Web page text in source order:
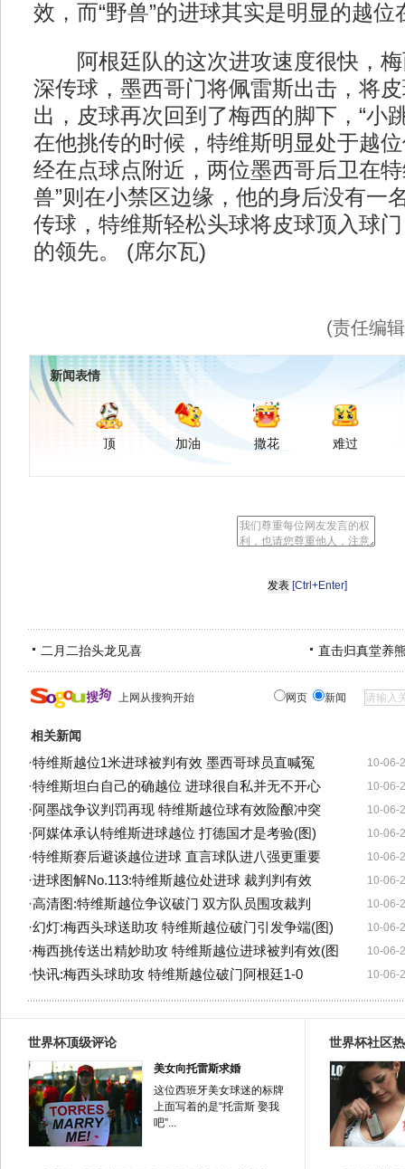
效，而“野兽”的进球其实是明显的越位
阿根廷队的这次进攻速度很快，梅
深传球，墨西哥门将佩雷斯出击，将
出，皮球再次回到了梅西的脚下，“小
在他挑传的时候，特维斯明显处于越
经在点球点附近，两位墨西哥后卫在
兽”则在小禁区边缘，他的身后没有一
传球，特维斯轻松头球将皮球顶入球
的领先。 (席尔瓦)
(责任编
新闻表情
顶 加油 撒花 难过
[Ctrl+Enter]
二月二抬头龙见喜 直击归真堂养
上网从搜狗开始 网页 新闻
相关新闻
10-06-
·特维斯越位1米进球被判有效 墨西哥球员直喊冤
10-06-
·特维斯坦白自己的确越位 进球很自私并无不开心
10-06-
·阿墨战争议判罚再现 特维斯越位球有效险酿冲突
10-06-
·阿媒体承认特维斯进球越位 打德国才是考验(图)
10-06-
·特维斯赛后避谈越位进球 直言球队进八强更重要
10-06-
·进球图解No.113:特维斯越位处进球 裁判判有效
10-06-
·高清图:特维斯越位争议破门 双方队员围攻裁判
10-06-
·幻灯:梅西头球送助攻 特维斯越位破门引发争端(图)
10-06-
·梅西挑传送出精妙助攻 特维斯越位进球被判有效(图
10-06-
·快讯:梅西头球助攻 特维斯越位破门阿根廷1-0
世界杯顶级评论
美女向托雷斯求婚
这位西班牙美女球迷的标牌
上面写着的是“托雷斯 娶我
吧”...
世界杯社区